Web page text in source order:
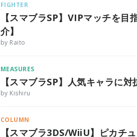
FIGHTER
【スマブラSP】VIPマッチを
介】
by Raito
MEASURES
【スマブラSP】人気キャラに
by Kishiru
COLUMN
【スマブラ3DS/WiiU】ピカチ